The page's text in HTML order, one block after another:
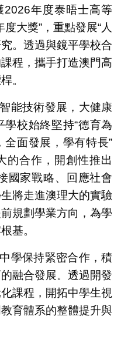
年度泰晤士高等
大獎”，重點發展“人
。透過與鏡平學校合
程，攜手打造澳門高
。
能技術發展，大健康
校始終堅持“德育為
面發展，學有特長”
的合作，開創性推出
國家戰略、回應社會
將走進澳理大的實驗
規劃學業方向，為學
基。
學保持緊密合作，積
融合發展。透過開發
課程，開拓中學生視
育體系的整體提升與